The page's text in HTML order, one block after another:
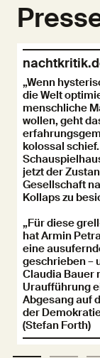
„Wenn
die Welt
menschliche
wollen, geht
kolossal
jetzt der
Gesellschaft
Kollaps zu
„Für diese
hat Armin
eine
geschrieben –
Claudia Bauer
Uraufführung
Abgesang auf
der
(Stefan Forth)